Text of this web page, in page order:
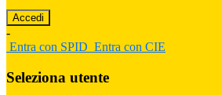
-
Entra con SPID Entra con CIE
Seleziona utente